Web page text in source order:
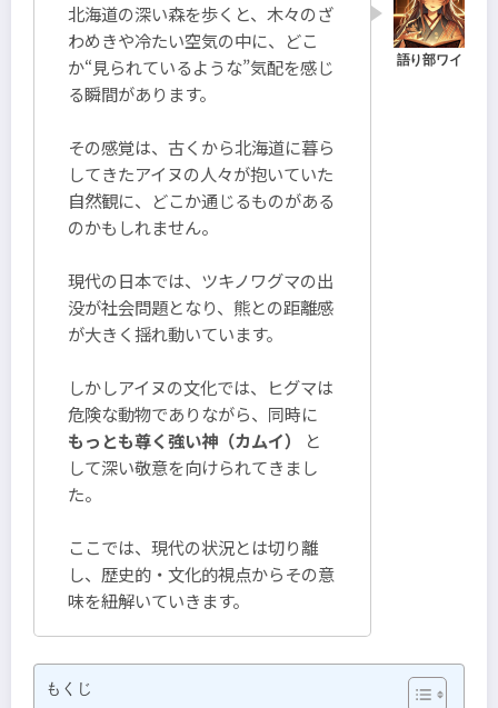
北海道の深い森を歩くと、木々のざ
わめきや冷たい空気の中に、どこ
か“見られているような”気配を感じ
る瞬間があります。
その感覚は、古くから北海道に暮ら
してきたアイヌの人々が抱いていた
自然観に、どこか通じるものがある
のかもしれません。
現代の日本では、ツキノワグマの出
没が社会問題となり、熊との距離感
が大きく揺れ動いています。
しかしアイヌの文化では、ヒグマは
危険な動物でありながら、同時に
もっとも尊く強い神（カムイ）
と
して深い敬意を向けられてきまし
た。
ここでは、現代の状況とは切り離
し、歴史的・文化的視点からその意
味を紐解いていきます。
もくじ